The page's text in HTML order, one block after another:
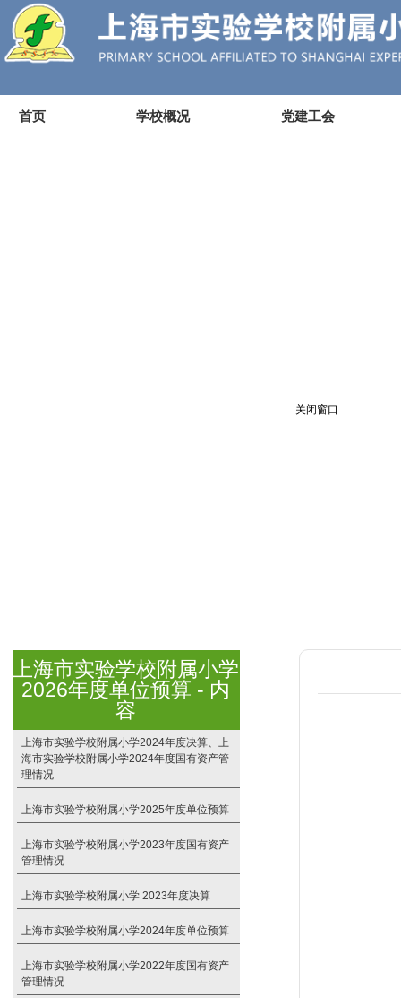
首页 学校概况 党建工会
上海市实验学校附属小学
2026年度单位预算 - 内
容
上海市实验学校附属小学2024年度决算、上
海市实验学校附属小学2024年度国有资产管
理情况
上海市实验学校附属小学2025年度单位预算
上海市实验学校附属小学2023年度国有资产
管理情况
上海市实验学校附属小学 2023年度决算
上海市实验学校附属小学2024年度单位预算
上海市实验学校附属小学2022年度国有资产
管理情况